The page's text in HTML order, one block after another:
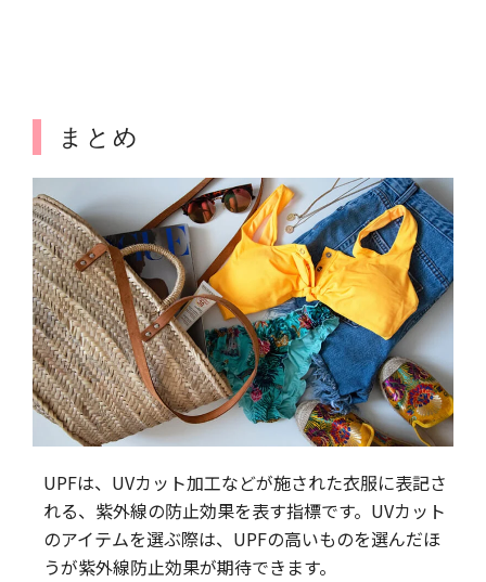
まとめ
UPFは、UVカット加工などが施された衣服に表記さ
れる、紫外線の防止効果を表す指標です。UVカット
のアイテムを選ぶ際は、UPFの高いものを選んだほ
うが紫外線防止効果が期待できます。